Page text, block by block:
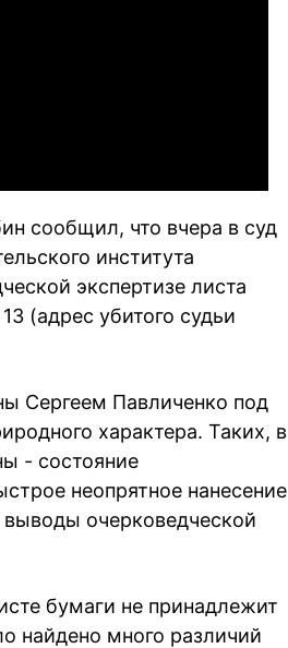
сообщил, что вчера в суд
института
экспертизе листа
(адрес убитого судьи
Сергеем Павличенко под
характера. Таких, в
- состояние
неопрятное нанесение
очерковедческой
бумаги не принадлежит
найдено много различий